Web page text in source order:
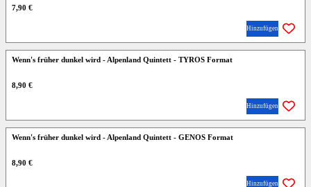
7,90 €
Hinzufügen
Wenn's früher dunkel wird - Alpenland Quintett - TYROS Format
8,90 €
Hinzufügen
Wenn's früher dunkel wird - Alpenland Quintett - GENOS Format
8,90 €
Hinzufügen